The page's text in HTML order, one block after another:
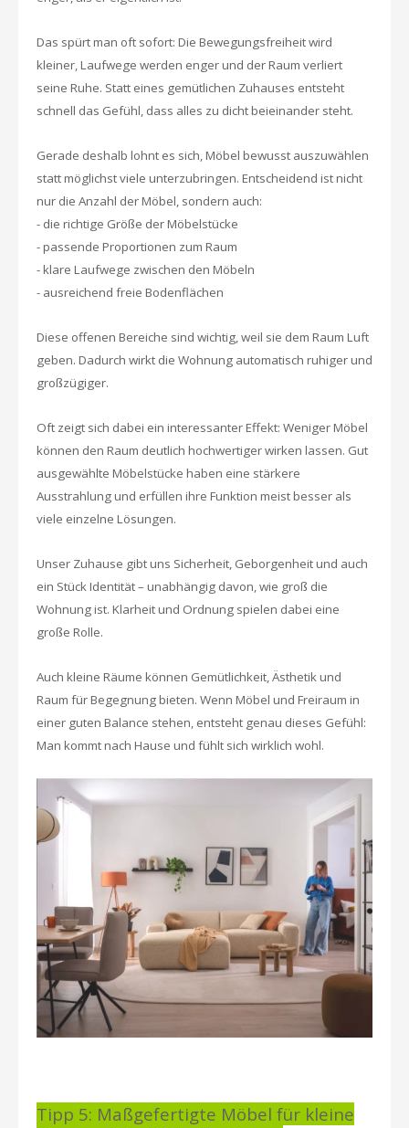
Das spürt man oft sofort: Die Bewegungsfreiheit wird
kleiner, Laufwege werden enger und der Raum verliert
seine Ruhe. Statt eines gemütlichen Zuhauses entsteht
schnell das Gefühl, dass alles zu dicht beieinander steht.
Gerade deshalb lohnt es sich, Möbel bewusst auszuwählen
statt möglichst viele unterzubringen. Entscheidend ist nicht
nur die Anzahl der Möbel, sondern auch:
- die richtige Größe der Möbelstücke
- passende Proportionen zum Raum
- klare Laufwege zwischen den Möbeln
- ausreichend freie Bodenflächen
Diese offenen Bereiche sind wichtig, weil sie dem Raum Luft
geben. Dadurch wirkt die Wohnung automatisch ruhiger und
großzügiger.
Oft zeigt sich dabei ein interessanter Effekt: Weniger Möbel
können den Raum deutlich hochwertiger wirken lassen. Gut
ausgewählte Möbelstücke haben eine stärkere
Ausstrahlung und erfüllen ihre Funktion meist besser als
viele einzelne Lösungen.
Unser Zuhause gibt uns Sicherheit, Geborgenheit und auch
ein Stück Identität – unabhängig davon, wie groß die
Wohnung ist. Klarheit und Ordnung spielen dabei eine
große Rolle.
Auch kleine Räume können Gemütlichkeit, Ästhetik und
Raum für Begegnung bieten. Wenn Möbel und Freiraum in
einer guten Balance stehen, entsteht genau dieses Gefühl:
Man kommt nach Hause und fühlt sich wirklich wohl.
Tipp 5: Maßgefertigte Möbel für kleine